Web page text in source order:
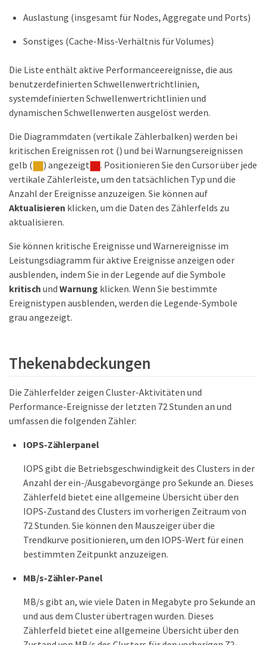
Auslastung (insgesamt für Nodes, Aggregate und Ports)
Sonstiges (Cache-Miss-Verhältnis für Volumes)
Die Liste enthält aktive Performanceereignisse, die aus
benutzerdefinierten Schwellenwertrichtlinien,
systemdefinierten Schwellenwertrichtlinien und
dynamischen Schwellenwerten ausgelöst werden.
Die Diagrammdaten (vertikale Zählerbalken) werden bei
kritischen Ereignissen rot () und bei Warnungsereignissen
gelb (
) angezeigt
. Positionieren Sie den Cursor über jede
vertikale Zählerleiste, um den tatsächlichen Typ und die
Anzahl der Ereignisse anzuzeigen. Sie können auf
Aktualisieren klicken, um die Daten des Zählerfelds zu
aktualisieren.
Sie können kritische Ereignisse und Warnereignisse im
Leistungsdiagramm für aktive Ereignisse anzeigen oder
ausblenden, indem Sie in der Legende auf die Symbole
kritisch undWarnung klicken. Wenn Sie bestimmte
Ereignistypen ausblenden, werden die Legende-Symbole
grau angezeigt.
Thekenabdeckungen
Die Zählerfelder zeigen Cluster-Aktivitäten und
Performance-Ereignisse der letzten 72 Stunden an und
umfassen die folgenden Zähler:
IOPS-Zählerpanel
IOPS gibt die Betriebsgeschwindigkeit des Clusters in der
Anzahl der ein-/Ausgabevorgänge pro Sekunde an. Dieses
Zählerfeld bietet eine allgemeine Übersicht über den
IOPS-Zustand des Clusters im vorherigen Zeitraum von
72 Stunden. Sie können den Mauszeiger über die
Trendkurve positionieren, um den IOPS-Wert für einen
bestimmten Zeitpunkt anzuzeigen.
MB/s-Zähler-Panel
MB/s gibt an, wie viele Daten in Megabyte pro Sekunde an
und aus dem Cluster übertragen wurden. Dieses
Zählerfeld bietet eine allgemeine Übersicht über den